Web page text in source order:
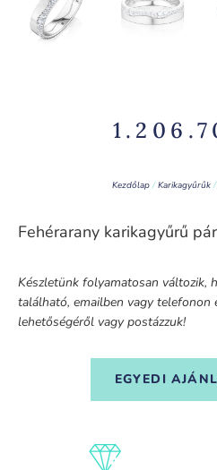
Kezdőlap/Karikagyűrűk/
Fehérarany karikagyűrű
Készletünk folyamatosan változik,
található, emailben vagy telefonon
lehetőségéről vagy postázzuk!
EGYEDI